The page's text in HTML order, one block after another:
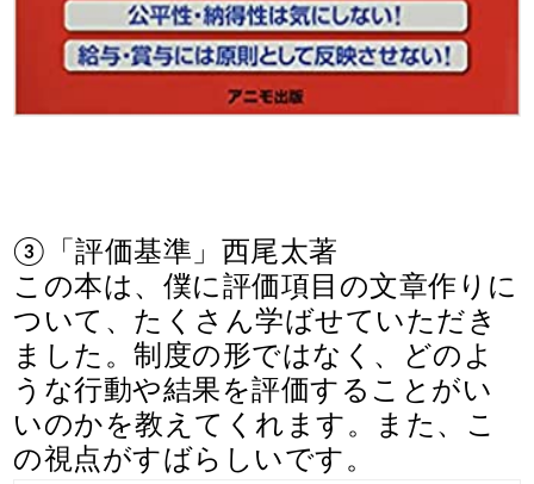
③「評価基準」西尾太著
この本は、僕に評価項目の文章作りに
ついて、たくさん学ばせていただき
ました。制度の形ではなく、どのよ
うな行動や結果を評価することがい
いのかを教えてくれます。また、こ
の視点がすばらしいです。